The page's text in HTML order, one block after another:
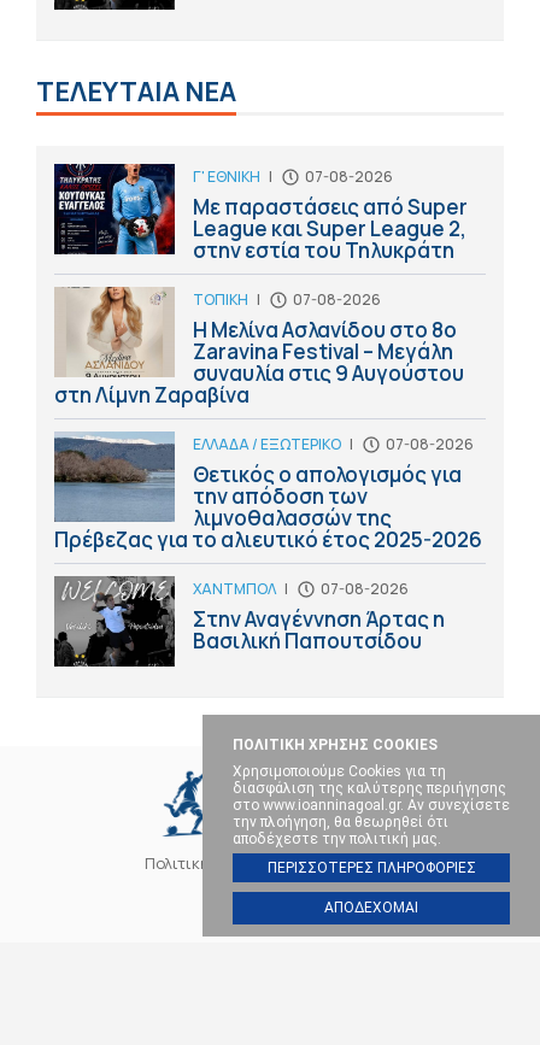
ΠΟΛΙΤΙΚΗ ΧΡΗΣΗΣ COOKIES
Χρησιμοποιούμε Cookies για τη
διασφάλιση της καλύτερης περιήγησης
στο www.ioanninagoal.gr. Αν συνεχίσετε
την πλοήγηση, θα θεωρηθεί ότι
αποδέχεστε την πολιτική μας.
ΠΕΡΙΣΣΟΤΕΡΕΣ ΠΛΗΡΟΦΟΡΙΕΣ
ΑΠΟΔΕΧΟΜΑΙ
ΤΕΛΕΥΤΑΙΑ ΝΕΑ
Γ' ΕΘΝΙΚΗ | 07-08-2026
Με παραστάσεις από Super
League και Super League 2,
στην εστία του Τηλυκράτη
ΤΟΠΙΚΗ | 07-08-2026
Η Μελίνα Ασλανίδου στο 8ο
Zaravina Festival – Μεγάλη
συναυλία στις 9 Αυγούστου
στη Λίμνη Ζαραβίνα
ΕΛΛΑΔΑ / ΕΞΩΤΕΡΙΚΟ | 07-08-2026
Θετικός ο απολογισμός για
την απόδοση των
λιμνοθαλασσών της
Πρέβεζας για το αλιευτικό έτος 2025-2026
ΧΑΝΤΜΠΟΛ | 07-08-2026
Στην Αναγέννηση Άρτας η
Βασιλική Παπουτσίδου
Πολιτική Cookies Επικοινωνία
SOCIAL MEDIA